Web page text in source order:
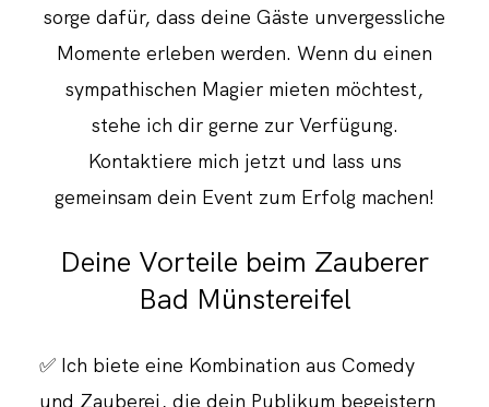
sorge dafür, dass deine Gäste unvergessliche
Momente erleben werden. Wenn du einen
sympathischen Magier mieten möchtest,
stehe ich dir gerne zur Verfügung.
Kontaktiere mich jetzt und lass uns
gemeinsam dein Event zum Erfolg machen!
Deine Vorteile beim Zauberer
Bad Münstereifel
✅ Ich biete eine Kombination aus Comedy
und Zauberei, die dein Publikum begeistern